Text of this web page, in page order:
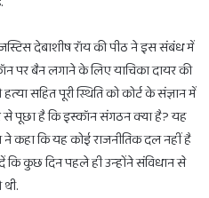
देबाशीष रॉय की पीठ ने इस संबंध में
बैन लगाने के लिए याचिका दायर की
सहित पूरी स्थिति को कोर्ट के संज्ञान में
पूछा है कि इस्कॉन संगठन क्या है? यह
कहा कि यह कोई राजनीतिक दल नहीं है
कि कुछ दिन पहले ही उन्होंने संविधान से